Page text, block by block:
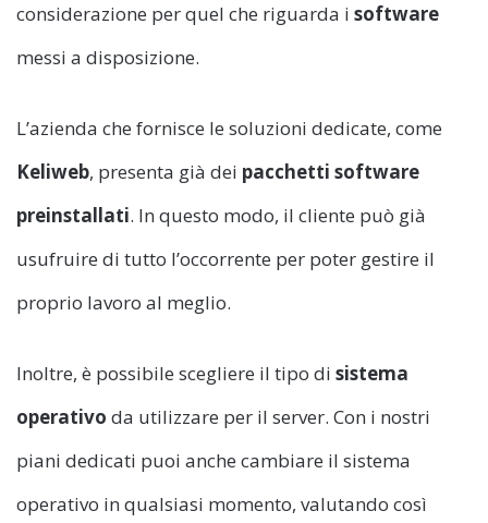
considerazione per quel che riguarda i software
messi a disposizione.
L’azienda che fornisce le soluzioni dedicate, come
Keliweb, presenta già dei pacchetti software
preinstallati. In questo modo, il cliente può già
usufruire di tutto l’occorrente per poter gestire il
proprio lavoro al meglio.
Inoltre, è possibile scegliere il tipo di sistema
operativo da utilizzare per il server. Con i nostri
piani dedicati puoi anche cambiare il sistema
operativo in qualsiasi momento, valutando così